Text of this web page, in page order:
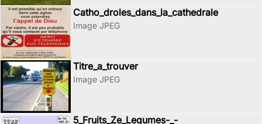
Catho_droles_dans_la_cathedrale
Image JPEG
Titre_a_trouver
Image JPEG
5_Fruits_Ze_Legumes-_-